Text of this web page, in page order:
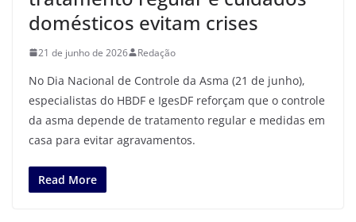
domésticos evitam crises
21 de junho de 2026 Redação
No Dia Nacional de Controle da Asma (21 de junho),
especialistas do HBDF e IgesDF reforçam que o controle
da asma depende de tratamento regular e medidas em
casa para evitar agravamentos.
Read More